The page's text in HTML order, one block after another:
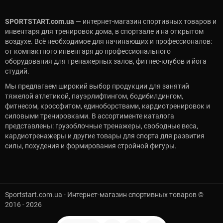
на стандартный шаг производителя). Если ваш рост 170 см,
выбирайте фитнес коврик от 180 до 185 см — так голова и
стопы всегда будут в зоне комфорта.
Материалы и толщина, из которых
изготавливают коврик для фитнеса:
ПВХ, ТПЭ, NBR
Качество, упругость материалов и грамотная амортизация
делают каремат для фитнеса надежным партнером. Сегодня
доминируют следующие решения:
NBR (Вспененный каучук):Высокая толщина (от 10 до
15 мм) и мягкость. Идеален для упражнений лежа и
мм.
ПВХ (Поливинилхлорид) и Полиуретан:
мертвую хватку. Сцепление с ладонями безупречное,
SPORTSTART.com.ua — интернет-магазин спортивных товаров и
инвентаря для тренировок дома, в спортзале и на открытом
воздухе. Всё необходимое для начинающих и профессионалов:
от компактного инвентаря до профессионального
оборудования для тренажерных залов, фитнес-клубов и йога
студий.
Мы предлагаем широкий выбор продукции для занятий
тяжелой атлетикой, пауэрлифтингом, бодибилдингом,
фитнесом, кроссфитом, единоборствами, кардиотренировок и
силовыми тренировками. В ассортименте каталога
представлены: грузоблочные тренажеры, свободные веса,
кардиотренажеры и другие товары для спорта для развития
силы, похудения и формирования стройной фигуры.
Sportstart.com.ua - Интернет-магазин спортивных товаров ©
2016 - 2026